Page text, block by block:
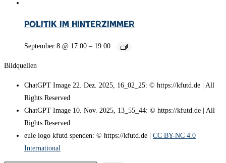
Politik im Hinterzimmer
September 8 @ 17:00 – 19:00
Bildquellen
ChatGPT Image 22. Dez. 2025, 16_02_25: © https://kfutd.de | All
Rights Reserved
ChatGPT Image 10. Nov. 2025, 13_55_44: © https://kfutd.de | All
Rights Reserved
eule logo kfutd spenden: © https://kfutd.de | CC BY-NC 4.0
International